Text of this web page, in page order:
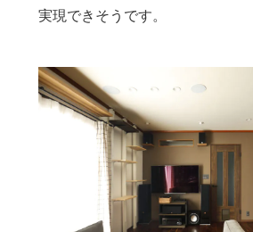
実現できそうです。